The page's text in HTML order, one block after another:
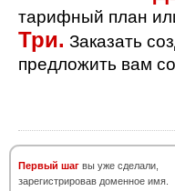
тарифный план
Три. Заказать
предложить вам
Первый шаг вы уже сделали,
зарегистрировав доменное имя.